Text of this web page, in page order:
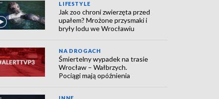
LIFESTYLE
Jak zoo chroni zwierzęta przed
upałem? Mrożone przysmaki i
bryły lodu we Wrocławiu
NA DROGACH
Śmiertelny wypadek na trasie
Wrocław – Wałbrzych.
Pociągi mają opóźnienia